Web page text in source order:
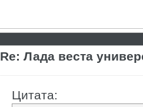
Re: Лада веста
Цитата: